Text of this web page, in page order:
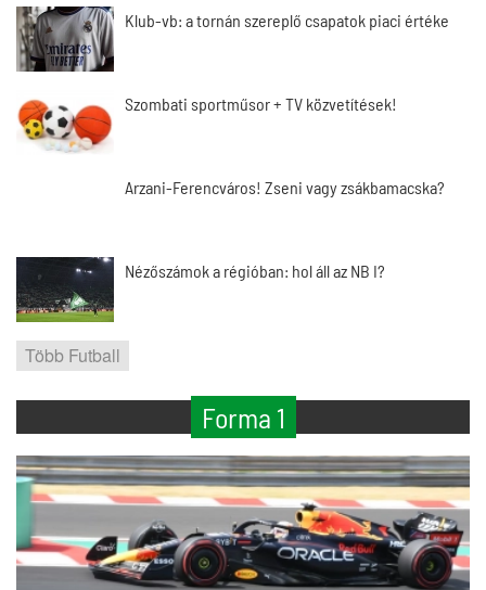
Klub-vb: a tornán szereplő csapatok piaci értéke
Szombati sportműsor + TV közvetítések!
Arzani-Ferencváros! Zseni vagy zsákbamacska?
Nézőszámok a régióban: hol áll az NB I?
Több Futball
Forma 1